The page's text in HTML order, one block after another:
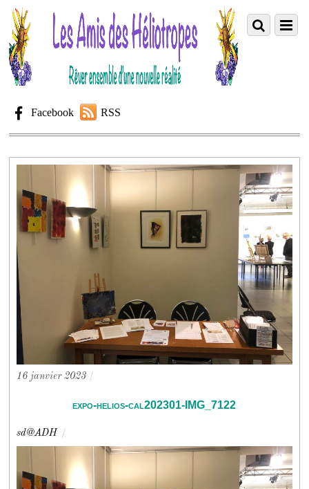
Facebook RSS
16 janvier 2023 /
expo-helios-cal202301-IMG_7122
sd@ADH /